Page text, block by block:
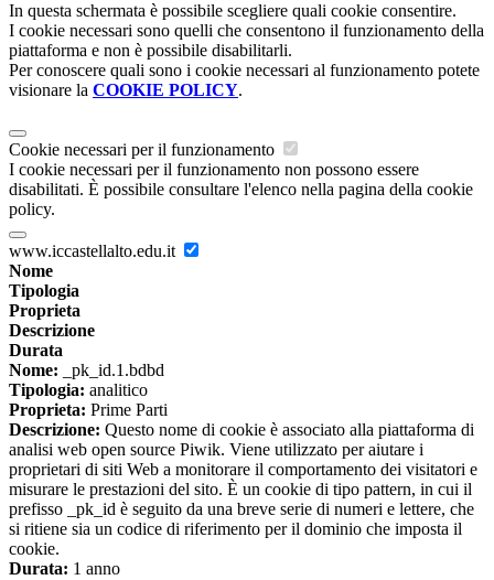
In questa schermata è possibile scegliere quali cookie consentire.
I cookie necessari sono quelli che consentono il funzionamento della
piattaforma e non è possibile disabilitarli.
Per conoscere quali sono i cookie necessari al funzionamento potete
visionare la COOKIE POLICY.
Cookie necessari per il funzionamento
I cookie necessari per il funzionamento non possono essere
disabilitati. È possibile consultare l'elenco nella pagina della cookie
policy.
www.iccastellalto.edu.it
Nome
Tipologia
Proprieta
Descrizione
Durata
Nome: _pk_id.1.bdbd
Tipologia: analitico
Proprieta: Prime Parti
Descrizione: Questo nome di cookie è associato alla piattaforma di
analisi web open source Piwik. Viene utilizzato per aiutare i
proprietari di siti Web a monitorare il comportamento dei visitatori e
misurare le prestazioni del sito. È un cookie di tipo pattern, in cui il
prefisso _pk_id è seguito da una breve serie di numeri e lettere, che
si ritiene sia un codice di riferimento per il dominio che imposta il
cookie.
Durata: 1 anno